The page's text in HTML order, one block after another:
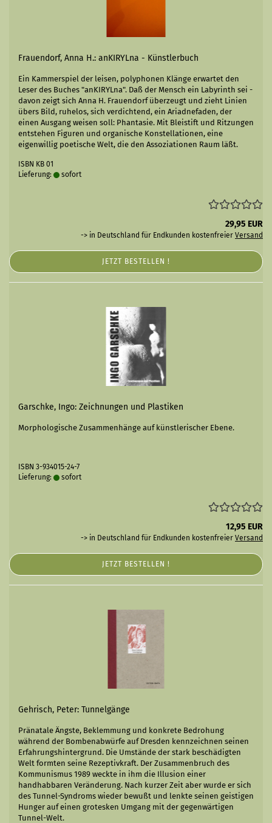
Frauendorf, Anna H.: anKIRYLna - Künstlerbuch
Ein Kammerspiel der leisen, polyphonen Klänge erwartet den
Leser des Buches "anKIRYLna". Daß der Mensch ein Labyrinth sei -
davon zeigt sich Anna H. Frauendorf überzeugt und zieht Linien
übers Bild, ruhelos, sich verdichtend, ein Ariadnefaden, der
einen Ausgang weisen soll: Phantasie. Mit Bleistift und Ritzungen
entstehen Figuren und organische Konstellationen, eine
eigenwillig poetische Welt, die den Assoziationen Raum läßt.
ISBN KB 01
Lieferung:
sofort
29,95 EUR
-> in Deutschland für Endkunden kostenfreier Versand
JETZT BESTELLEN !
Garschke, Ingo: Zeichnungen und Plastiken
Morphologische Zusammenhänge auf künstlerischer Ebene.
ISBN 3-934015-24-7
Lieferung:
sofort
12,95 EUR
-> in Deutschland für Endkunden kostenfreier Versand
JETZT BESTELLEN !
Gehrisch, Peter: Tunnelgänge
Pränatale Ängste, Beklemmung und konkrete Bedrohung
während der Bombenabwürfe auf Dresden kennzeichnen seinen
Erfahrungshintergrund. Die Umstände der stark beschädigten
Welt formten seine Rezeptivkraft. Der Zusammenbruch des
Kommunismus 1989 weckte in ihm die Illusion einer
handhabbaren Veränderung. Nach kurzer Zeit aber wurde er sich
des Tunnel-Syndroms wieder bewußt und lenkte seinen geistigen
Hunger auf einen grotesken Umgang mit der gegenwärtigen
Tunnel-Welt.